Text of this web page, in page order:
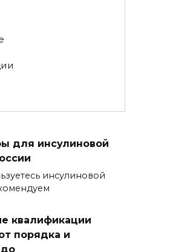
для инсулиновой
инсулиновой
квалификации
порядка и